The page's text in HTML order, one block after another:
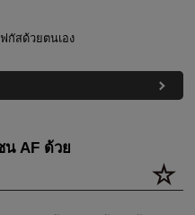
กัสด้วยตนเอง
น AF ด้วย